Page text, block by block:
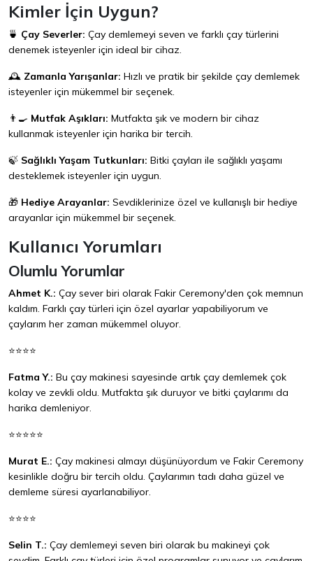
Kimler İçin Uygun?
🍵 Çay Severler: Çay demlemeyi seven ve farklı çay türlerini
denemek isteyenler için ideal bir cihaz.
🕰️ Zamanla Yarışanlar: Hızlı ve pratik bir şekilde çay demlemek
isteyenler için mükemmel bir seçenek.
👨‍🍳 Mutfak Aşıkları: Mutfakta şık ve modern bir cihaz
kullanmak isteyenler için harika bir tercih.
🍃 Sağlıklı Yaşam Tutkunları: Bitki çayları ile sağlıklı yaşamı
desteklemek isteyenler için uygun.
🎁 Hediye Arayanlar: Sevdiklerinize özel ve kullanışlı bir hediye
arayanlar için mükemmel bir seçenek.
Kullanıcı Yorumları
Olumlu Yorumlar
Ahmet K.: Çay sever biri olarak Fakir Ceremony'den çok memnun
kaldım. Farklı çay türleri için özel ayarlar yapabiliyorum ve
çaylarım her zaman mükemmel oluyor.
⭐⭐⭐⭐
Fatma Y.: Bu çay makinesi sayesinde artık çay demlemek çok
kolay ve zevkli oldu. Mutfakta şık duruyor ve bitki çaylarımı da
harika demleniyor.
⭐⭐⭐⭐⭐
Murat E.: Çay makinesi almayı düşünüyordum ve Fakir Ceremony
kesinlikle doğru bir tercih oldu. Çaylarımın tadı daha güzel ve
demleme süresi ayarlanabiliyor.
⭐⭐⭐⭐
Selin T.: Çay demlemeyi seven biri olarak bu makineyi çok